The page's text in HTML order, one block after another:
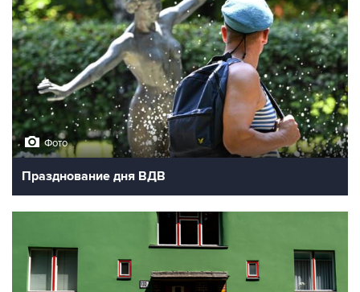
Фото
Празднование дня ВДВ